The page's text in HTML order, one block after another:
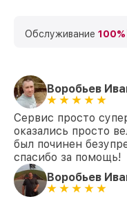
Обслуживание 100%
Воробьев
Сервис просто
оказались просто
был починен
спасибо за помощь!
Воробьев